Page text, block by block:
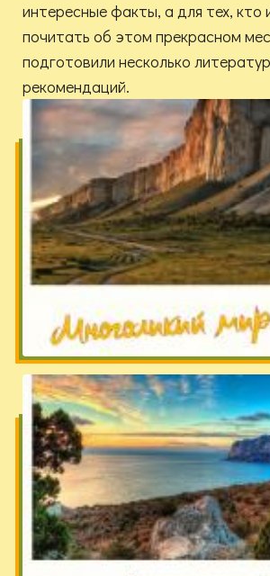
интересные факты, а для тех, кто
почитать об этом прекрасном
подготовили несколько
рекомендаций.